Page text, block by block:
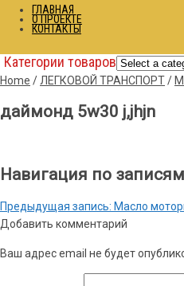
ГЛАВНАЯ
О ПРОЕКТЕ
КОНТАКТЫ
Категории товаров
Home / ЛЕГКОВОЙ ТРАНСПОРТ/
даймонд 5w30 j,jhjn
Навигация по записям
Предыдущая запись: Масло
Добавить комментарий
Ваш адрес email не будет